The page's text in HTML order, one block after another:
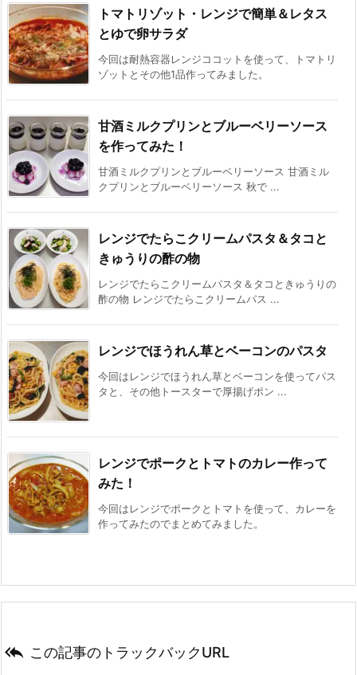
トマトリゾット・レンジで簡単＆レタス
とゆで卵サラダ
今回は耐熱容器レンジココットを使って、トマトリ
ゾットとその他1品作ってみました。
甘酒ミルクプリンとブルーベリーソース
を作ってみた！
甘酒ミルクプリンとブルーベリーソース 甘酒ミル
クプリンとブルーベリーソース 秋で ...
レンジでたらこクリームパスタ＆タコと
きゅうりの酢の物
レンジでたらこクリームパスタ＆タコときゅうりの
酢の物 レンジでたらこクリームパス ...
レンジでほうれん草とベーコンのパスタ
今回はレンジでほうれん草とベーコンを使ってパス
タと、その他トースターで厚揚げポン ...
レンジでポークとトマトのカレー作って
みた！
今回はレンジでポークとトマトを使って、カレーを
作ってみたのでまとめてみました。
 この記事のトラックバックURL